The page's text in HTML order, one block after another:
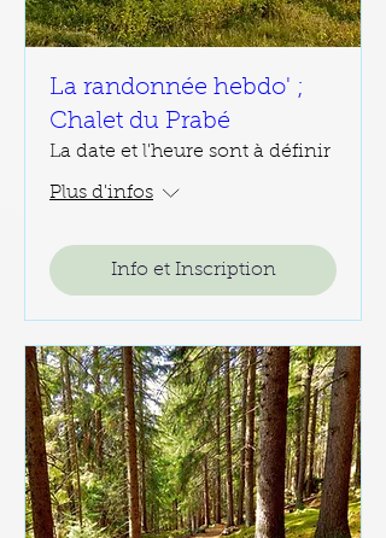
La randonnée hebdo' ;
Chalet du Prabé
La date et l'heure sont à définir
Plus d'infos
Info et Inscription